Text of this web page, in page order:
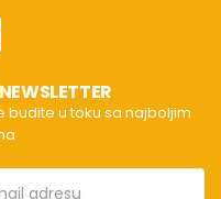
budite u toku sa najboljim